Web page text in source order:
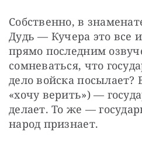
Собственно, в
Дудь — Кучера это все
прямо последним
сомневаться, что
дело войска
«хочу верить») —
делает. То же —
народ признает.